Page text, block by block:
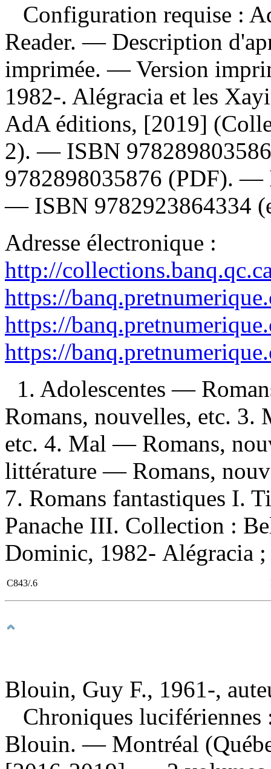
Configuration requise :
Reader. — Description
imprimée. —Version
1982-. Alégracia et les
AdA éditions, [2019]
2). — ISBN
9782898035876 (PDF). —
— ISBN 9782923864334
Adresse électronique :
http://
https://
https://
https://
1. Adolescentes —
Romans, nouvelles, etc.
etc. 4. Mal — Romans,
littérature — Romans,
7. Romans fantastiques I.
Panache III. Collection :
Dominic, 1982- Alégracia
C843/.6
Blouin, Guy F., 1961-,
Chroniques
Blouin. — Montréal